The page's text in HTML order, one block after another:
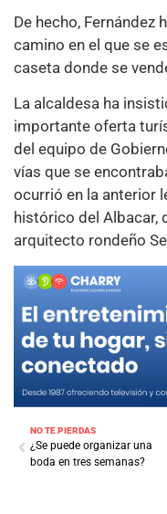
De hecho, Fernández
camino en el que se
caseta donde se
La alcaldesa ha
importante oferta
del equipo de
vías que se
ocurrió en la anterior
histórico del Albacar,
arquitecto rondeño
NO TE PIERDAS
¿Se puede organizar una
boda en tres semanas?